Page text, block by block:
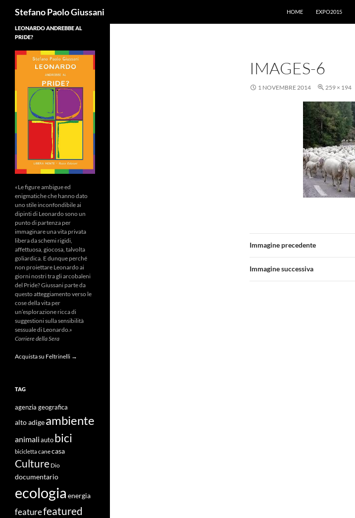
Stefano Paolo Giussani
HOME
EXPO2015
IMAGES-6
1 NOVEMBRE 2014 259 × 194
Immagine precedente
Immagine successiva
LEONARDO ANDREBBE AL
PRIDE?
«Le figure ambigue ed
enigmatiche che hanno dato
uno stile inconfondibile ai
dipinti di Leonardo sono un
punto di partenza per
immaginare una vita privata
libera da schemi rigidi,
affettuosa, giocosa, talvolta
goliardica. E dunque perché
non proiettare Leonardo ai
giorni nostri tra gli arcobaleni
del Pride? Giussani parte da
questo atteggiamento verso le
cose della vita per
un’esplorazione ricca di
suggestioni sulla sensibilità
sessuale di Leonardo.»
Corriere della Sera
Acquista su Feltrinelli →
TAG
agenzia geografica
alto adigeambiente
animali auto bici
bicicletta canecasa
Culture Dio
documentario
ecologia energia
featurefeatured